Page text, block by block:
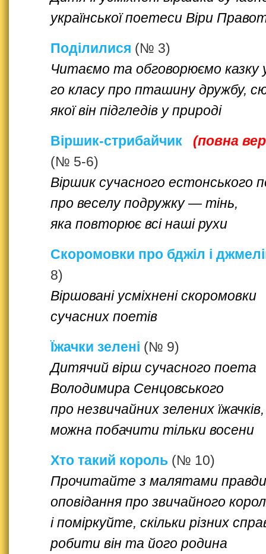
української поетеси Віри
Поділилися (№ 3)
Читаємо та обговорюємо казку
го класу про пташину дружбу,
якої він підгледів у природі
Віршик-стрибайчик
(повна
(№ 5-6)
Віршик сучасного естонського
про веселу подружку — тінь,
яка повторює всі наші рухи
Скоромовки про бджіл і
8)
Віршовані усміхнені скоромовки
сучасних поетів
Їжачки зелені (№ 9)
Дитячий вірш сучасного поета
Володимира Сенцовського
про незвичайних зелених
можна побачити тільки восени
Хто такий король (№ 10)
Прочитайте з малятами
оповідання про звичайного
і поміркуйте, скільки різних
робити він та його родина